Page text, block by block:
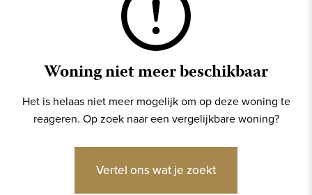
Woning niet meer beschikbaar
Het is helaas niet meer mogelijk om op deze woning te
reageren. Op zoek naar een vergelijkbare woning?
Vertel ons wat je zoekt